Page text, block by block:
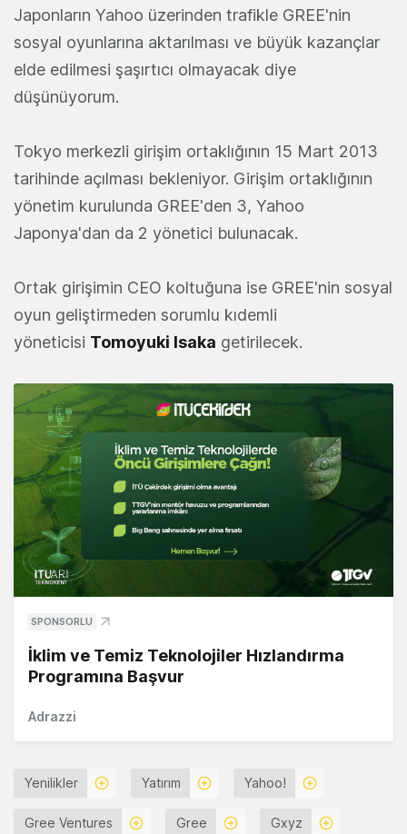
Japonların Yahoo üzerinden trafikle GREE'nin
sosyal oyunlarına aktarılması ve büyük kazançlar
elde edilmesi şaşırtıcı olmayacak diye
düşünüyorum.
Tokyo merkezli girişim ortaklığının 15 Mart 2013
tarihinde açılması bekleniyor. Girişim ortaklığının
yönetim kurulunda GREE'den 3, Yahoo
Japonya'dan da 2 yönetici bulunacak.
Ortak girişimin CEO koltuğuna ise GREE'nin sosyal
oyun geliştirmeden sorumlu kıdemli
yöneticisi Tomoyuki Isaka getirilecek.
SPONSORLU
İklim ve Temiz Teknolojiler Hızlandırma
Programına Başvur
Adrazzi
Yenilikler Yatırım Yahoo!
Gree Ventures Gree Gxyz